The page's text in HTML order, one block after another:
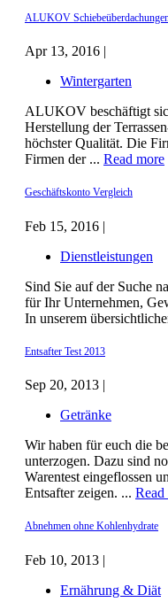
ALUKOV
Apr 13, 2016 |
Wintergarten
ALUKOV beschäftigt
Herstellung der
höchster Qualität. Die
Firmen der ... Read more
Geschäftskonto Vergleich
Feb 15, 2016 |
Dienstleistungen
Sind Sie auf der Suche
für Ihr Unternehmen,
In unserem
Entsafter Test 2013
Sep 20, 2013 |
Getränke
Wir haben für euch die
unterzogen. Dazu sind
Warentest eingeflossen
Entsafter zeigen. ... Read
Abnehmen ohne Kohlenhydrate
Feb 10, 2013 |
Ernährung & Diät